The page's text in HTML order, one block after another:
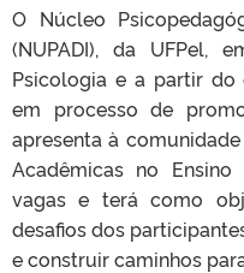
O Núcleo
(NUPADI), da UFPel,
Psicologia e a partir do
em processo de
apresenta à
Acadêmicas no
vagas e terá como
desafios dos
e construir caminhos